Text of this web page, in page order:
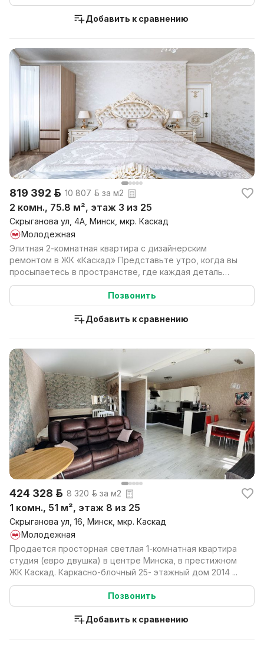
Добавить к сравнению
819 392 р. 10 807 р. за м2
2 комн., 75.8 м², этаж 3 из 25
Скрыганова ул, 4А, Минск, мкр. Каскад
Молодежная
Элитная 2-комнатная квартира с дизайнерским
ремонтом в ЖК «Каскад» Представьте утро, когда вы
просыпаетесь в пространстве, где каждая деталь
дышит ка...
Позвонить
Добавить к сравнению
424 328 р. 8 320 р. за м2
1 комн., 51 м², этаж 8 из 25
Скрыганова ул, 16, Минск, мкр. Каскад
Молодежная
Продается просторная светлая 1-комнатная квартира
студия (евро двушка) в центре Минска, в престижном
ЖК Каскад. Каркасно-блочный 25- этажный дом 2014 ...
Позвонить
Добавить к сравнению